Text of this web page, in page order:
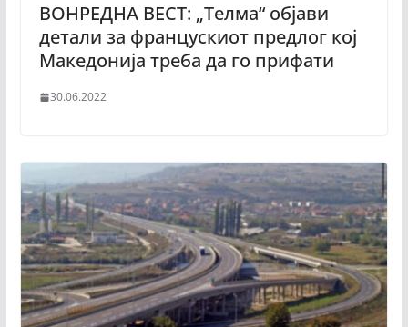
ВОНРЕДНА ВЕСТ: „Телма“ објави
детали за францускиот предлог кој
Македонија треба да го прифати
30.06.2022